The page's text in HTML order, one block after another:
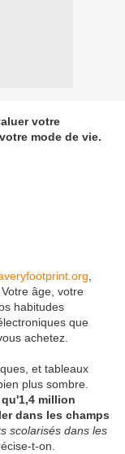
votre
mode de vie.
âge, votre
habitudes
que
achetez.
et tableaux
plus sombre.
million
dans les champs
scolarisés dans les
t-on.